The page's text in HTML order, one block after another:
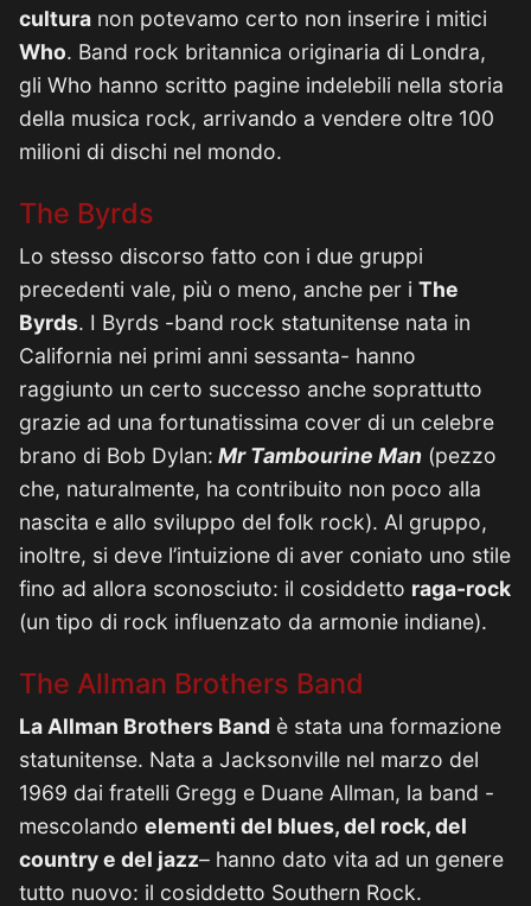
cultura non potevamo certo non inserire i mitici
Who. Band rock britannica originaria di Londra,
gli Who hanno scritto pagine indelebili nella storia
della musica rock, arrivando a vendere oltre 100
milioni di dischi nel mondo.
The Byrds
Lo stesso discorso fatto con i due gruppi
precedenti vale, più o meno, anche per i The
Byrds. I Byrds -band rock statunitense nata in
California nei primi anni sessanta- hanno
raggiunto un certo successo anche soprattutto
grazie ad una fortunatissima cover di un celebre
brano di Bob Dylan: Mr Tambourine Man (pezzo
che, naturalmente, ha contribuito non poco alla
nascita e allo sviluppo del folk rock). Al gruppo,
inoltre, si deve l’intuizione di aver coniato uno stile
fino ad allora sconosciuto: il cosiddetto raga-rock
(un tipo di rock influenzato da armonie indiane).
The Allman Brothers Band
La Allman Brothers Band è stata una formazione
statunitense. Nata a Jacksonville nel marzo del
1969 dai fratelli Gregg e Duane Allman, la band -
mescolando elementi del blues, del rock, del
country e del jazz– hanno dato vita ad un genere
tutto nuovo: il cosiddetto Southern Rock.